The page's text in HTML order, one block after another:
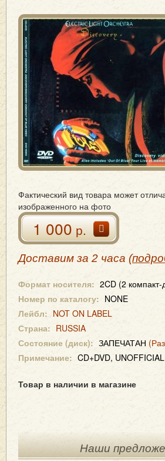
Фактический вид товара может
изображенного на фото
1 000р.
Доставим за 2 часа (
Формат носителя: 2CD (2 компакт-
Номер по каталогу: NONE
Лейбл: NOT ON LABEL
Страна: RUSSIA
Состояние (диск): ЗАПЕЧАТАН
Примечание: CD+DVD,
Товар в наличии в магазине
Наши